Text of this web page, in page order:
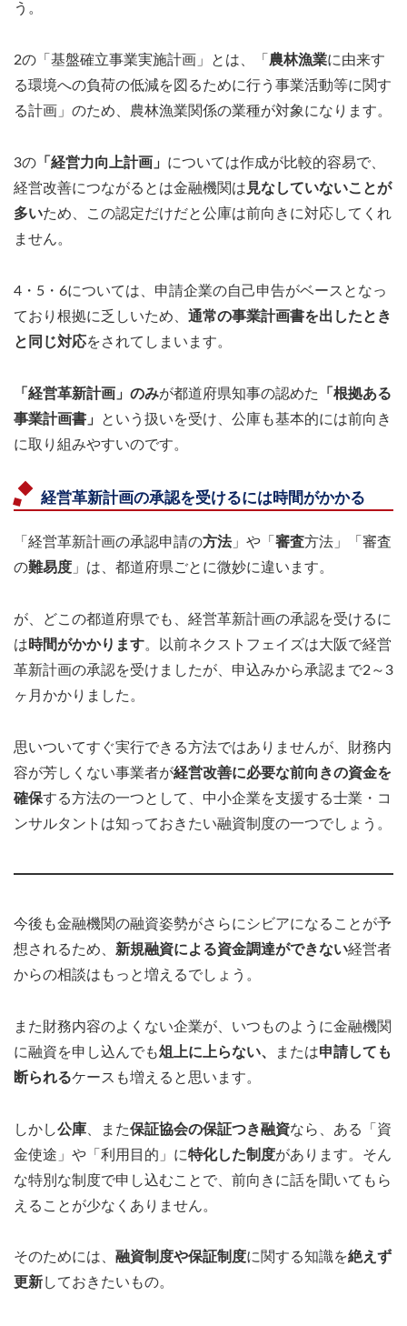
う。
2の「基盤確立事業実施計画」とは、「 農林漁業に由来す
る環境への負荷の低減を図るために行う事業活動等に関す
る計画」のため、農林漁業関係の業種が対象になります。
3の 「経営力向上計画」 については作成が比較的容易で、
経営改善につながるとは金融機関は 見なしていないことが
多いため、この認定だけだと公庫は前向きに対応してくれ
ません。
4・5・6については、申請企業の自己申告がベースとなっ
ており根拠に乏しいため、 通常の事業計画書を出したとき
と同じ対応をされてしまいます。
「経営革新計画」のみが都道府県知事の認めた
「根拠ある
事業計画書」
という扱いを受け、公庫も基本的には前向き
に取り組みやすいのです。
経営革新計画の承認を受けるには時間がかかる
「経営革新計画の承認申請の方法」や「 審査方法」「審査
の難易度 」は、都道府県ごとに微妙に違います。
が、どこの都道府県でも、経営革新計画の承認を受けるに
は時間がかかります。以前ネクストフェイズは大阪で経営
革新計画の承認を受けましたが、申込みから承認まで2～3
ヶ月かかりました。
思いついてすぐ実行できる方法ではありませんが、財務内
容が芳しくない事業者が経営改善に必要な前向きの資金を
確保する方法の一つとして、中小企業を支援する士業・コ
ンサルタントは知っておきたい融資制度の一つでしょう。
今後も金融機関の融資姿勢がさらにシビアになることが予
想されるため、 新規融資による資金調達ができない経営者
からの相談はもっと増えるでしょう。
また財務内容のよくない企業が、いつものように金融機関
に融資を申し込んでも俎上に上らない、 または申請しても
断られるケースも増えると思います。
しかし公庫 、また保証協会の保証つき融資なら、ある「資
金使途」や「利用目的」に特化した制度があります。そん
な特別な制度で申し込むことで、前向きに話を聞いてもら
えることが少なくありません。
そのためには、 融資制度や保証制度に関する知識を絶えず
更新しておきたいもの。